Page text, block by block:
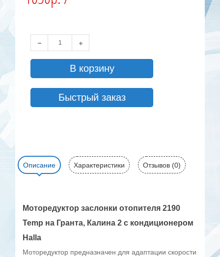
В корзину
Быстрый заказ
Описание Характеристики Отзывов (0)
Моторедуктор заслонки отопителя 2190
Temp на Гранта, Калина 2 с кондиционером
Halla
Моторедуктор предназначен для адаптации скорости